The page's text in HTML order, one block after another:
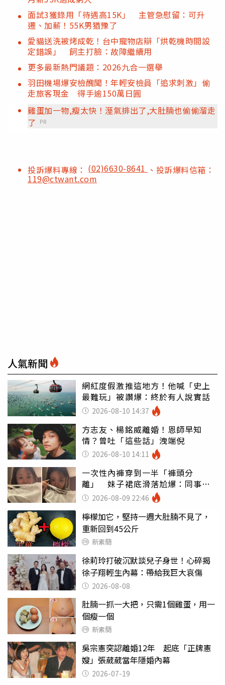
面試3獲錄用「待遇高15K」 主管急慰留：可升
遷、加薪！55K男猶豫了
愛貓送洗被烤成乾！台中寵物店辯「烘乾機時間設
定錯誤」 飼主打臉：故障繼續用
更多最新熱門議題：2026九合一選舉
羽田機場爆安檢醜聞！年輕安檢員「追求刺激」偷
走旅客現金 得手逾150萬日圓
雞蛋加一物,瘦太快！溼氣排出了,大肚腩也偷偷溜走
了
PR
投訴爆料專線： (02)6630-8641 、投訴爆料信箱：
119@ctwant.com
人氣新聞
網紅度假激推這地方！他喊「史上
最難玩」被讚爆：終於有人說實話
2026-08-10 14:37
方志友、楊銘威離婚！恩師早知
情？曾吐「這些話」洩端倪
2026-08-10 14:11
一次性內褲穿到一半「褲頭分
離」 妹子裙底滑落尬爆：同事全
看光2026-08-09 22:46
檸檬加它，堅持一週大肚腩不見了，
重新回到45公斤
新素簡
徐莉玲打破沉默談兒子身世！心碎揭
徐子翔輕生內幕：帶給我巨大哀傷
2026-08-08
肚腩一抓一大把，只需1個雞蛋，用一
個瘦一個
新素簡
吳宗憲突認離婚12年 起底「正牌憲
嫂」張葳葳當年隱婚內幕
2026-07-19